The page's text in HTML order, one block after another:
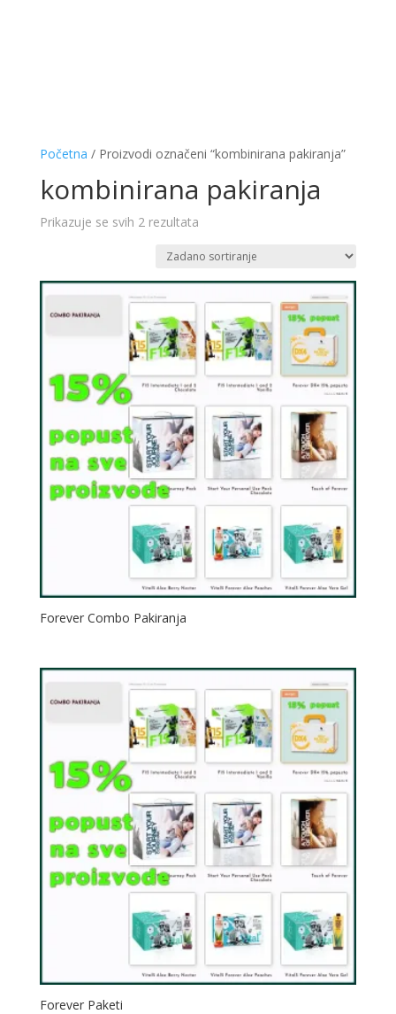
Početna / Proizvodi označeni “kombinirana pakiranja”
kombinirana pakiranja
Prikazuje se svih 2 rezultata
Forever Combo Pakiranja
Forever Paketi